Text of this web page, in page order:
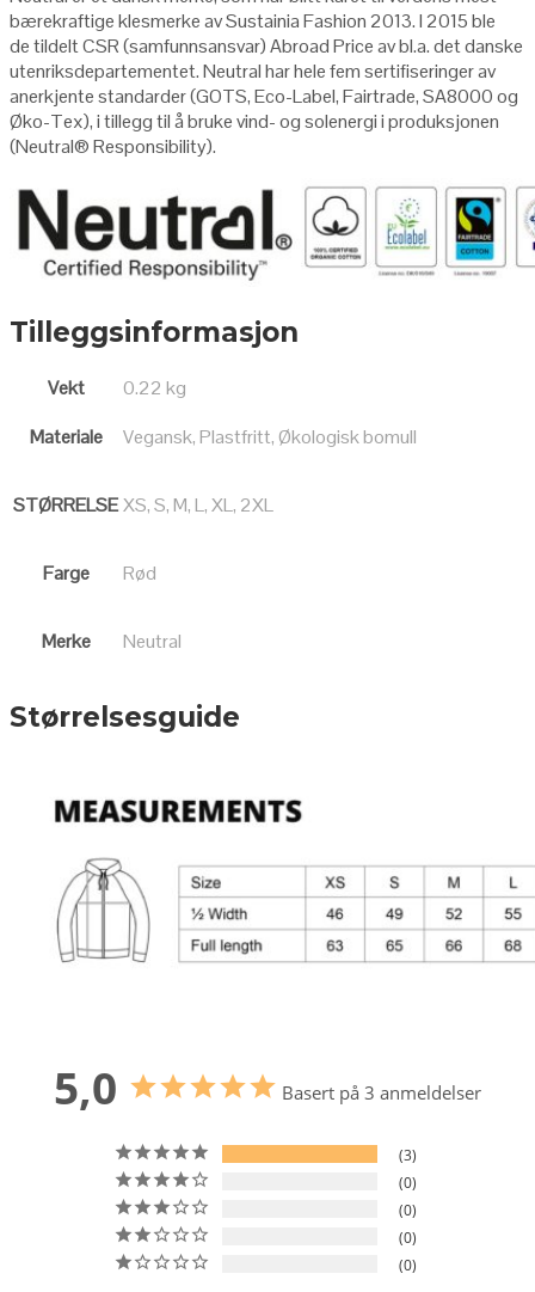
bærekraftige klesmerke av Sustainia Fashion 2013. I 2015 ble
de tildelt CSR (samfunnsansvar) Abroad Price av bl.a. det danske
utenriksdepartementet. Neutral har hele fem sertifiseringer av
anerkjente standarder (GOTS, Eco-Label, Fairtrade, SA8000 og
Øko-Tex), i tillegg til å bruke vind- og solenergi i produksjonen
(Neutral®Responsibility).
Tilleggsinformasjon
Vekt
0.22 kg
Materiale
Vegansk, Plastfritt, Økologisk bomull
STØRRELSEXS, S, M, L, XL, 2XL
Farge Rød
Merke Neutral
Størrelsesguide
5,0 Basert på 3 anmeldelser
3
0
0
0
0